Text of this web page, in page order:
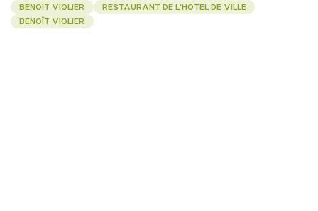
BENOIT VIOLIER
RESTAURANT DE L'HOTEL DE VILLE
BENOÎT VIOLIER